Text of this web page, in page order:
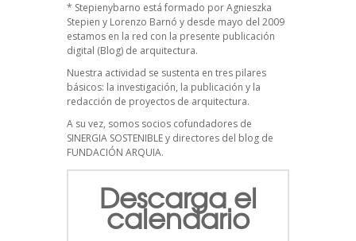
* Stepienybarno está formado por Agnieszka
Stepien y Lorenzo Barnó y desde mayo del 2009
estamos en la red con la presente publicación
digital (Blog) de arquitectura.
Nuestra actividad se sustenta en tres pilares
básicos: la investigación, la publicación y la
redacción de proyectos de arquitectura.
A su vez, somos socios cofundadores de
SINERGIA SOSTENIBLEy directores del blog de
FUNDACIÓN ARQUIA.
Descarga el
calendario